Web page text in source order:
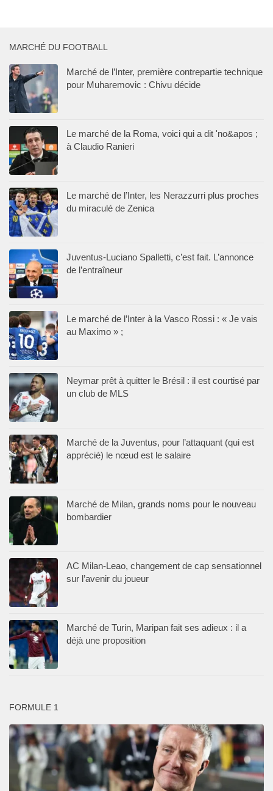
MARCHÉ DU FOOTBALL
Marché de l’Inter, première contrepartie technique
pour Muharemovic : Chivu décide
Le marché de la Roma, voici qui a dit 'no&apos ;
à Claudio Ranieri
Le marché de l’Inter, les Nerazzurri plus proches
du miraculé de Zenica
Juventus-Luciano Spalletti, c’est fait. L’annonce
de l’entraîneur
Le marché de l’Inter à la Vasco Rossi : « Je vais
au Maximo » ;
Neymar prêt à quitter le Brésil : il est courtisé par
un club de MLS
Marché de la Juventus, pour l’attaquant (qui est
apprécié) le nœud est le salaire
Marché de Milan, grands noms pour le nouveau
bombardier
AC Milan-Leao, changement de cap sensationnel
sur l’avenir du joueur
Marché de Turin, Maripan fait ses adieux : il a
déjà une proposition
FORMULE 1